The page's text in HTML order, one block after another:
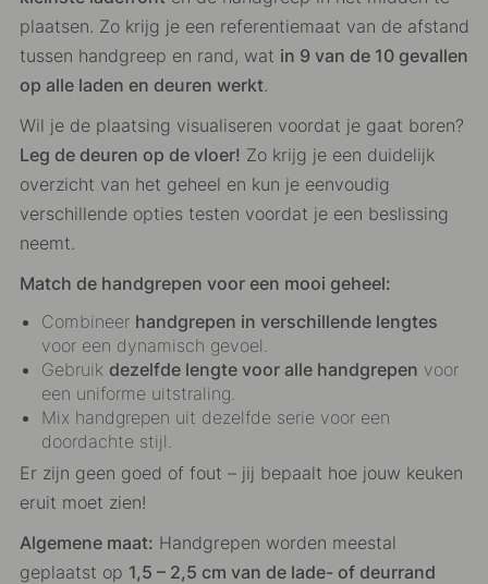
plaatsen. Zo krijg je een referentiemaat van de afstand
tussen handgreep en rand, wat in 9 van de 10 gevallen
op alle laden en deuren werkt.
Wil je de plaatsing visualiseren voordat je gaat boren?
Leg de deuren op de vloer! Zo krijg je een duidelijk
overzicht van het geheel en kun je eenvoudig
verschillende opties testen voordat je een beslissing
neemt.
Match de handgrepen voor een mooi geheel:
Combineer handgrepen in verschillende lengtes
voor een dynamisch gevoel.
Gebruik dezelfde lengte voor alle handgrepen voor
een uniforme uitstraling.
Mix handgrepen uit dezelfde serie voor een
doordachte stijl.
Er zijn geen goed of fout – jij bepaalt hoe jouw keuken
eruit moet zien!
Algemene maat: Handgrepen worden meestal
geplaatst op 1,5 – 2,5 cm van de lade- of deurrand